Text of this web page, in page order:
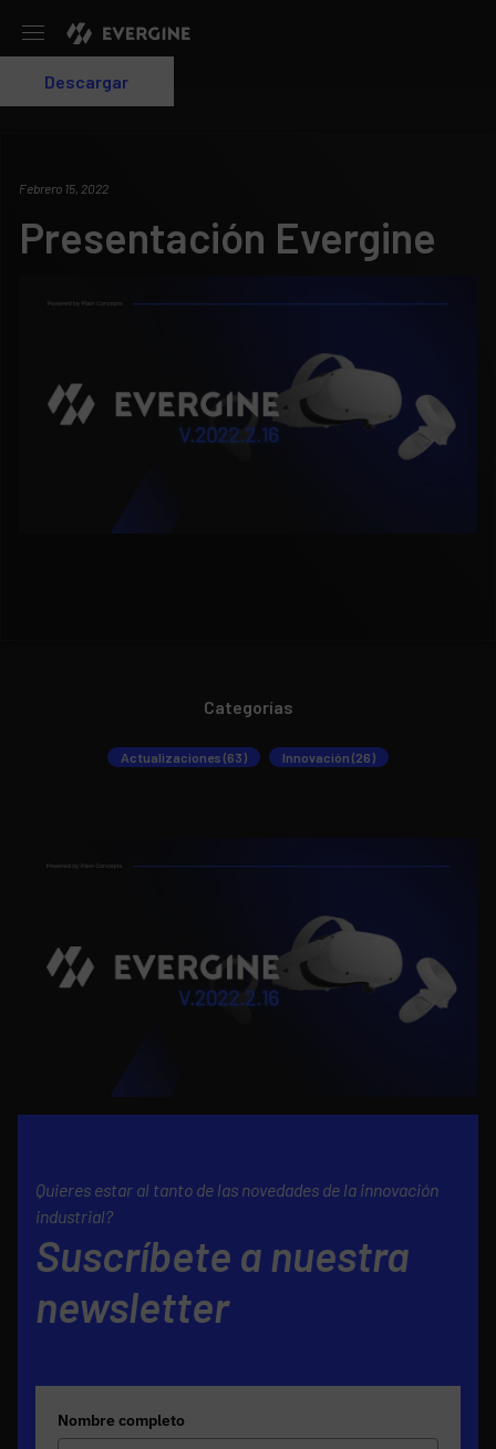
Login
Descargar
Febrero 15, 2022
Presentación Evergine
Categorías
Actualizaciones (63) Innovación (26)
Quieres estar al tanto de las novedades de la innovación
industrial?
Suscríbete a nuestra
newsletter
Nombre completo